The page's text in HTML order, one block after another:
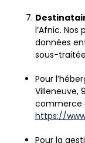
l’Afnic.
données
sous-
Pour
Villeneuve,
commerce
https://
Pour la